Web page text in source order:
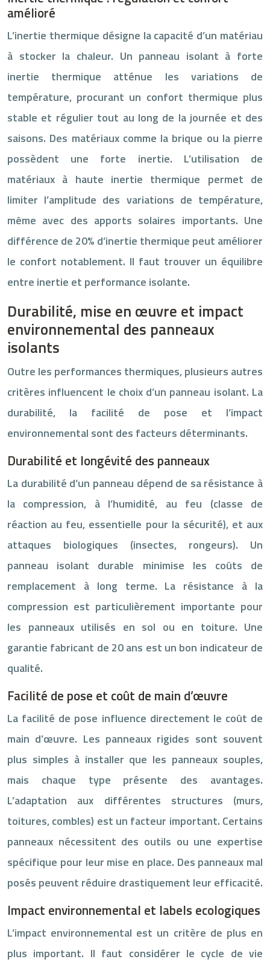
amélioré
L’inertie thermique désigne la capacité d’un matériau
à stocker la chaleur. Un panneau isolant à forte
inertie thermique atténue les variations de
température, procurant un confort thermique plus
stable et régulier tout au long de la journée et des
saisons. Des matériaux comme la brique ou la pierre
possèdent une forte inertie. L’utilisation de
matériaux à haute inertie thermique permet de
limiter l’amplitude des variations de température,
même avec des apports solaires importants. Une
différence de 20% d’inertie thermique peut améliorer
le confort notablement. Il faut trouver un équilibre
entre inertie et performance isolante.
Durabilité, mise en œuvre et impact
environnemental des panneaux
isolants
Outre les performances thermiques, plusieurs autres
critères influencent le choix d’un panneau isolant. La
durabilité, la facilité de pose et l’impact
environnemental sont des facteurs déterminants.
Durabilité et longévité des panneaux
La durabilité d’un panneau dépend de sa résistance à
la compression, à l’humidité, au feu (classe de
réaction au feu, essentielle pour la sécurité), et aux
attaques biologiques (insectes, rongeurs). Un
panneau isolant durable minimise les coûts de
remplacement à long terme. La résistance à la
compression est particulièrement importante pour
les panneaux utilisés en sol ou en toiture. Une
garantie fabricant de 20 ans est un bon indicateur de
qualité.
Facilité de pose et coût de main d’œuvre
La facilité de pose influence directement le coût de
main d’œuvre. Les panneaux rigides sont souvent
plus simples à installer que les panneaux souples,
mais chaque type présente des avantages.
L’adaptation aux différentes structures (murs,
toitures, combles) est un facteur important. Certains
panneaux nécessitent des outils ou une expertise
spécifique pour leur mise en place. Des panneaux mal
posés peuvent réduire drastiquement leur efficacité.
Impact environnemental et labels ecologiques
L’impact environnemental est un critère de plus en
plus important. Il faut considérer le cycle de vie